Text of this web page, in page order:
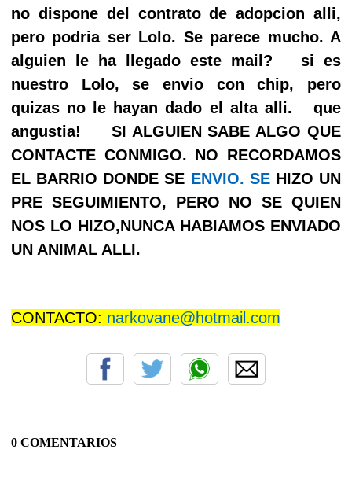
no dispone del contrato de adopcion alli,
pero podria ser Lolo. Se parece mucho. A
alguien le ha llegado este mail? si es
nuestro Lolo, se envio con chip, pero
quizas no le hayan dado el alta alli. que
angustia! SI ALGUIEN SABE ALGO QUE
CONTACTE CONMIGO. NO RECORDAMOS
EL BARRIO DONDE SE ENVIO. SEHIZO UN
PRE SEGUIMIENTO, PERO NO SE QUIEN
NOS LO HIZO,NUNCA HABIAMOS ENVIADO
UN ANIMAL ALLI.
CONTACTO: narkovane@hotmail.com
0 COMENTARIOS